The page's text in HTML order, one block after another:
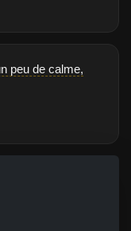
peu de calme,